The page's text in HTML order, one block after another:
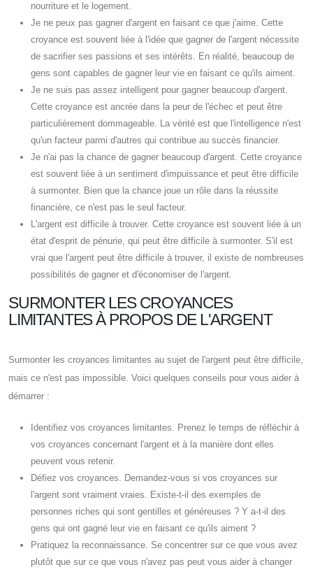
nourriture et le logement.
Je ne peux pas gagner d'argent en faisant ce que j'aime. Cette
croyance est souvent liée à l'idée que gagner de l'argent nécessite
de sacrifier ses passions et ses intérêts. En réalité, beaucoup de
gens sont capables de gagner leur vie en faisant ce qu'ils aiment.
Je ne suis pas assez intelligent pour gagner beaucoup d'argent.
Cette croyance est ancrée dans la peur de l'échec et peut être
particulièrement dommageable. La vérité est que l'intelligence n'est
qu'un facteur parmi d'autres qui contribue au succès financier.
Je n'ai pas la chance de gagner beaucoup d'argent. Cette croyance
est souvent liée à un sentiment d'impuissance et peut être difficile
à surmonter. Bien que la chance joue un rôle dans la réussite
financière, ce n'est pas le seul facteur.
L'argent est difficile à trouver. Cette croyance est souvent liée à un
état d'esprit de pénurie, qui peut être difficile à surmonter. S'il est
vrai que l'argent peut être difficile à trouver, il existe de nombreuses
possibilités de gagner et d'économiser de l'argent.
SURMONTER LES CROYANCES
LIMITANTES À PROPOS DE L'ARGENT
Surmonter les croyances limitantes au sujet de l'argent peut être difficile,
mais ce n'est pas impossible. Voici quelques conseils pour vous aider à
démarrer :
Identifiez vos croyances limitantes. Prenez le temps de réfléchir à
vos croyances concernant l'argent et à la manière dont elles
peuvent vous retenir.
Défiez vos croyances. Demandez-vous si vos croyances sur
l'argent sont vraiment vraies. Existe-t-il des exemples de
personnes riches qui sont gentilles et généreuses ? Y a-t-il des
gens qui ont gagné leur vie en faisant ce qu'ils aiment ?
Pratiquez la reconnaissance. Se concentrer sur ce que vous avez
plutôt que sur ce que vous n'avez pas peut vous aider à changer